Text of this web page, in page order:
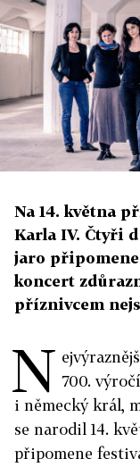
Na 14. května
Karla IV. Čtyři
jaro
koncert
příznivcem
N 700.
i německý král,
se narodil 14.
připomene